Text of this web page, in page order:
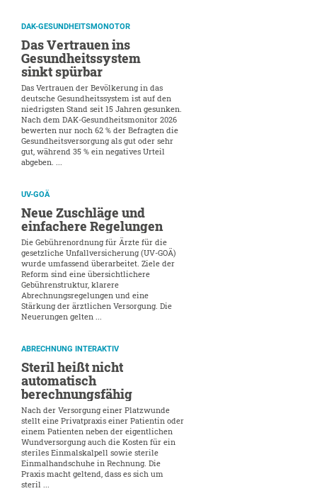
DAK-GESUNDHEITSMONOTOR
Das Vertrauen ins
Gesundheitssystem
sinkt spürbar
Das Vertrauen der Bevölkerung in das
deutsche Gesundheitssystem ist auf den
niedrigsten Stand seit 15 Jahren gesunken.
Nach dem DAK-Gesundheitsmonitor 2026
bewerten nur noch 62 % der Befragten die
Gesundheitsversorgung als gut oder sehr
gut, während 35 % ein negatives Urteil
abgeben. ...
UV-GOÄ
Neue Zuschläge und
einfachere Regelungen
Die Gebührenordnung für Ärzte für die
gesetzliche Unfallversicherung (UV-GOÄ)
wurde umfassend überarbeitet. Ziele der
Reform sind eine übersichtlichere
Gebührenstruktur, klarere
Abrechnungsregelungen und eine
Stärkung der ärztlichen Versorgung. Die
Neuerungen gelten ...
ABRECHNUNG INTERAKTIV
Steril heißt nicht
automatisch
berechnungsfähig
Nach der Versorgung einer Platzwunde
stellt eine Privatpraxis einer Patientin oder
einem Patienten neben der eigentlichen
Wundversorgung auch die Kosten für ein
steriles Einmalskalpell sowie sterile
Einmalhandschuhe in Rechnung. Die
Praxis macht geltend, dass es sich um
steril ...